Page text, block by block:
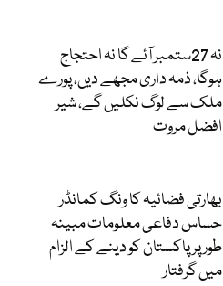
نہ 27ستمبر آئے گا نہ احتجاج
ہوگا، ذمہ داری مجھے دیں، پورے
ملک سے لوگ نکلیں گے، شیر
افضل مروت
بھارتی فضائیہ کا ونگ کمانڈر
حساس دفاعی معلومات مبینہ
طور پر پاکستان کو دینے کے الزام
میں گرفتار